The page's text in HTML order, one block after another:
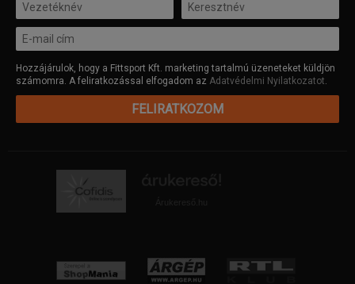
Hozzájárulok, hogy a Fittsport Kft. marketing tartalmú üzeneteket küldjön
számomra. A feliratkozással elfogadom az Adatvédelmi Nyilatkozatot.
FELIRATKOZOM